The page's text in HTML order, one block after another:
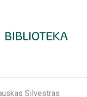
Silvestras